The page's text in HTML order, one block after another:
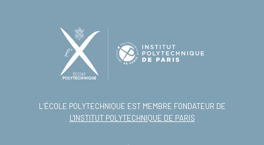
L’ÉCOLE POLYTECHNIQUE EST MEMBRE FONDATEUR DE
L'INSTITUT POLYTECHNIQUE DE PARIS